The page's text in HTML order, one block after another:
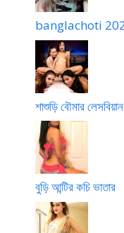
banglachoti 2027
শাশুড়ি বৌমার
বুড়ি আন্টির কচি ভাতার